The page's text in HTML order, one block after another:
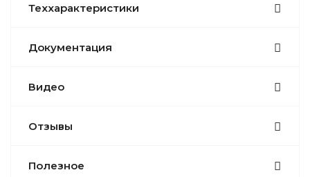
Теххарактеристики
Документация
Видео
Отзывы
Полезное